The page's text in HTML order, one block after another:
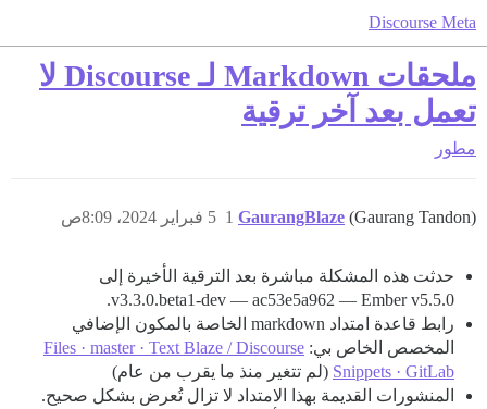
Discourse Meta
ملحقات Markdown لـ Discourse لا
تعمل بعد آخر ترقية
مطور
GaurangBlaze (Gaurang Tandon) 5 فبراير 2024، 8:09ص 1
حدثت هذه المشكلة مباشرة بعد الترقية الأخيرة إلى
v3.3.0.beta1-dev — ac53e5a962 — Ember v5.5.0.
رابط قاعدة امتداد markdown الخاصة بالمكون الإضافي
المخصص الخاص بي: Files · master · Text Blaze / Discourse
Snippets · GitLab (لم تتغير منذ ما يقرب من عام)
المنشورات القديمة بهذا الامتداد لا تزال تُعرض بشكل صحيح.